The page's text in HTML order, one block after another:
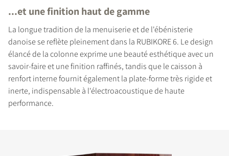
...et une finition haut de gamme
La longue tradition de la menuiserie et de l'ébénisterie
danoise se reflète pleinement dans la RUBIKORE 6. Le design
élancé de la colonne exprime une beauté esthétique avec un
savoir-faire et une finition raffinés, tandis que le caisson à
renfort interne fournit également la plate-forme très rigide et
inerte, indispensable à l'électroacoustique de haute
performance.